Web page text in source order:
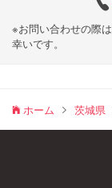
※お問い合わせの際
幸いです。
ホーム 茨城県